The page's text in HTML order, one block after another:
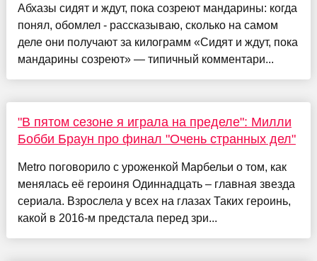
Абхазы сидят и ждут, пока созреют мандарины: когда
понял, обомлел - рассказываю, сколько на самом
деле они получают за килограмм «Сидят и ждут, пока
мандарины созреют» — типичный комментари...
"В пятом сезоне я играла на пределе": Милли
Бобби Браун про финал "Очень странных дел"
Metro поговорило с уроженкой Марбельи о том, как
менялась её героиня Одиннадцать – главная звезда
сериала. Взрослела у всех на глазах Таких героинь,
какой в 2016-м предстала перед зри...